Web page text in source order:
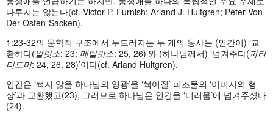
다루지는 않는다(cf. Victor P. Furnish; Arland J. Hultgren; Peter Von
Der Osten-Sacken).
1:23-32의 문학적 구조에서 두드러지는 두 개의 동사는 (인간이) ‘교
환하다(알랏소: 23; 메탈랏소: 25, 26)’와 (하나님께서) ‘넘겨주다(파라
디도미: 24, 26, 28)’이다(cf. Arland Hultgren).
인간은 ‘썩지 않을 하나님의 영광’을 ‘썩어질’ 피조물의 ‘이미지의 형
상’과 교환했고(23), 그러므로 하나님은 인간을 ‘더러움’에 넘겨주셨다
(24).